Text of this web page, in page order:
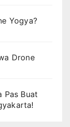
Yogya?
Drone
Pas Buat